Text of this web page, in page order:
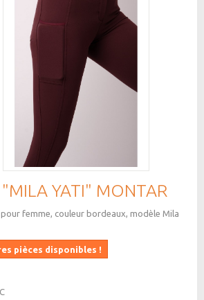
YATI" MONTAR
femme, couleur bordeaux, modèle Mila
pièces disponibles !